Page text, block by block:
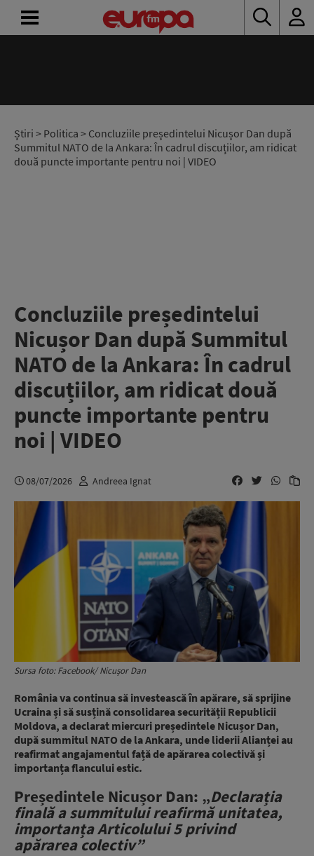
Știri > Politica > Concluziile președintelui Nicușor Dan după
Summitul NATO de la Ankara: În cadrul discuțiilor, am ridicat
două puncte importante pentru noi | VIDEO
Concluziile președintelui
Nicușor Dan după Summitul
NATO de la Ankara: În cadrul
discuțiilor, am ridicat două
puncte importante pentru
noi | VIDEO
08/07/2026 Andreea Ignat
Sursa foto: Facebook/ Nicușor Dan
România va continua să investească în apărare, să sprijine
Ucraina și să susțină consolidarea securității Republicii
Moldova, a declarat miercuri președintele Nicușor Dan,
după summitul NATO de la Ankara, unde liderii Alianței au
reafirmat angajamentul față de apărarea colectivă și
importanța flancului estic.
Președintele Nicușor Dan: „Declarația
finală a summitului reafirmă unitatea,
importanța Articolului 5 privind
apărarea colectiv”
RADIO
CONCURSURI